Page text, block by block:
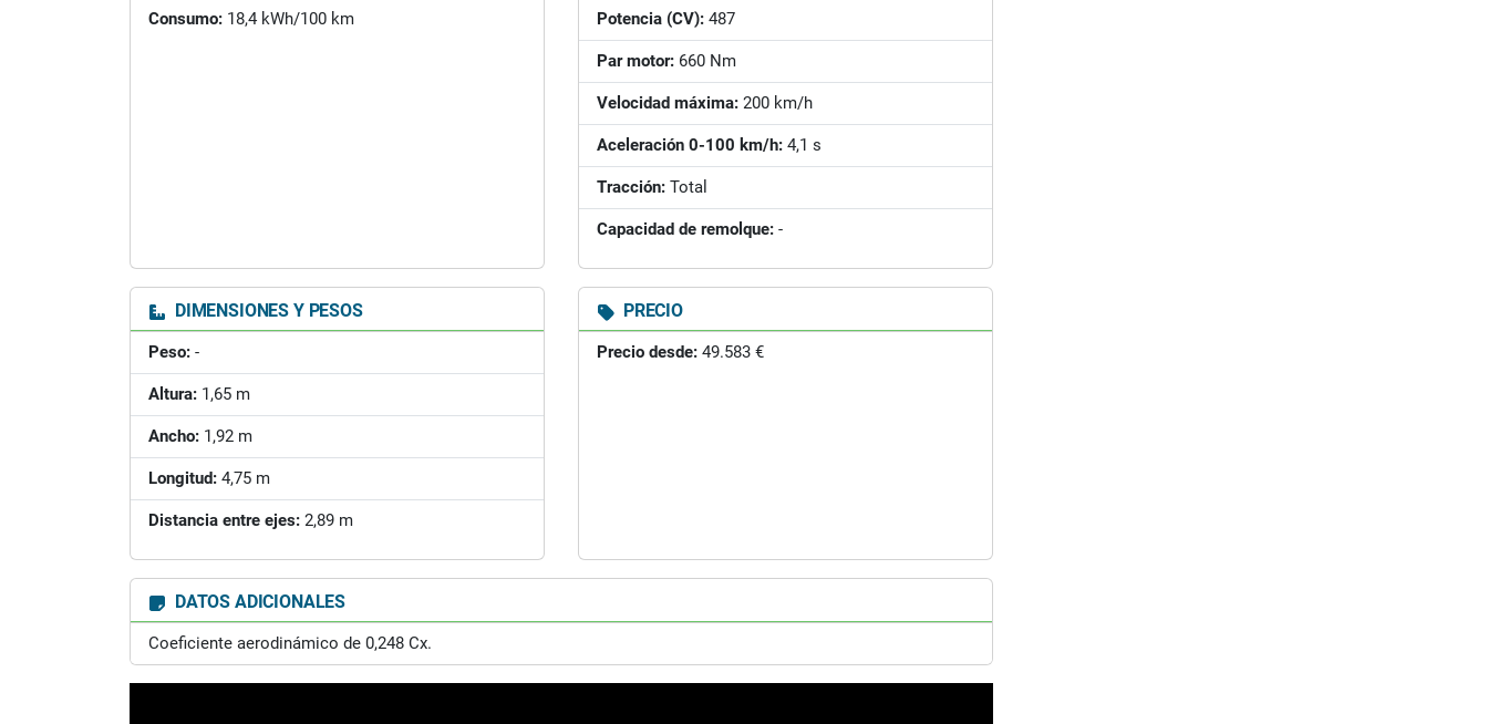
Consumo: 18,4 kWh/100 km Potencia (CV): 487
Par motor: 660 Nm
Velocidad máxima: 200 km/h
Aceleración 0-100 km/h: 4,1 s
Tracción: Total
Capacidad de remolque: -
DIMENSIONES Y PESOS
Peso: -
Altura: 1,65 m
Ancho: 1,92 m
Longitud: 4,75 m
Distancia entre ejes: 2,89 m
PRECIO
Precio desde: 49.583 €
DATOS ADICIONALES
Coeficiente aerodinámico de 0,248 Cx.